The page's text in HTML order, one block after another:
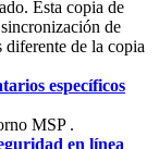
. Esta copia de
sincronización de
diferente de la copia
específicos
MSP .
en línea